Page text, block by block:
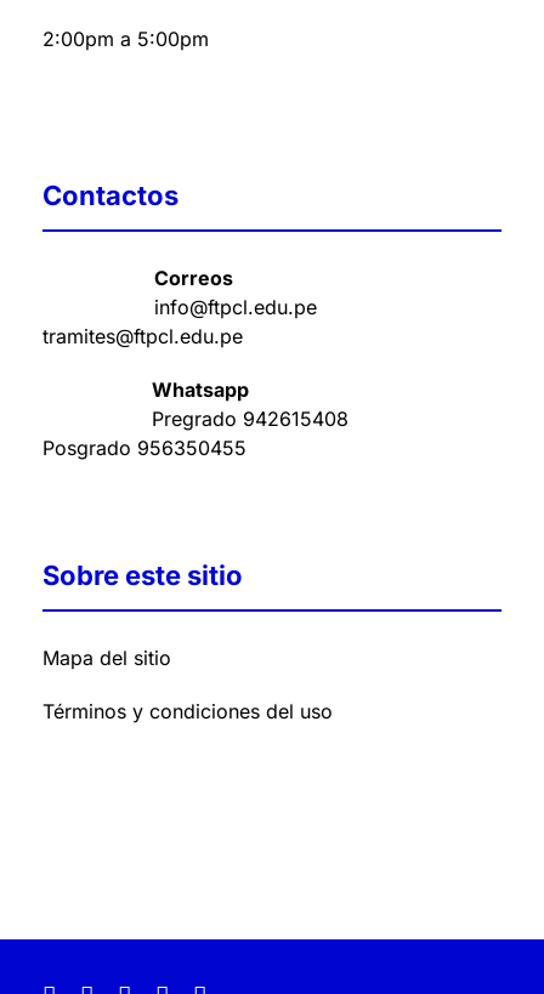
2:00pm a 5:00pm
Contactos
Correos
info@ftpcl.edu.pe
tramites@ftpcl.edu.pe
Whatsapp
Pregrado 942615408
Posgrado 956350455
Sobre este sitio
Mapa del sitio
Términos y condiciones del uso